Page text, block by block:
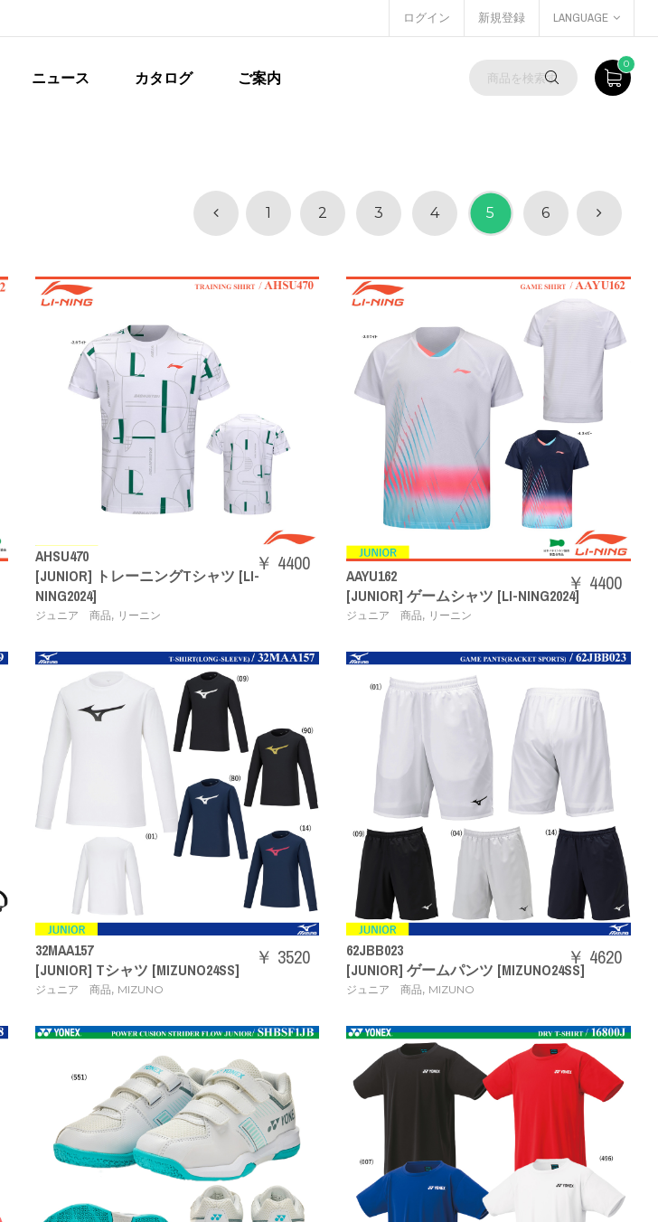
ログイン 新規登録 LANGUAGE
ニュース カタログ ご案内
0
1 2 3 4 5 6
AHSU470
[JUNIOR] トレーニングTシャツ [LI-
NING2024]
ジュニア 商品, リーニン
￥ 4400
AAYU162
[JUNIOR] ゲームシャツ [LI-NING2024]
ジュニア 商品, リーニン
￥ 4400
32MAA157
[JUNIOR] Tシャツ [MIZUNO24SS]
ジュニア 商品, MIZUNO
￥ 3520
62JBB023
[JUNIOR] ゲームパンツ [MIZUNO24SS]
ジュニア 商品, MIZUNO
￥ 4620